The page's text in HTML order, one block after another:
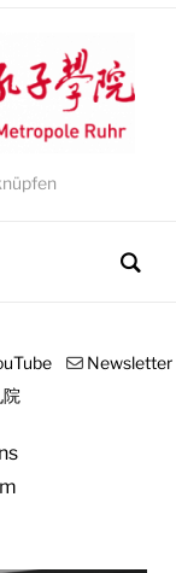
Newsletter